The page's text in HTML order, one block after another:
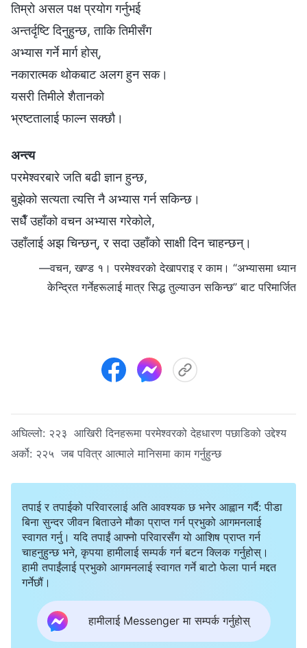
तिम्रो असल पक्ष प्रयोग गर्नुभई
अन्तर्दृष्टि दिनुहुन्छ, ताकि तिमीसँग
अभ्यास गर्ने मार्ग होस्,
नकारात्मक थोकबाट अलग हुन सक।
यसरी तिमीले शैतानको
भ्रष्टतालाई फाल्न सक्छौ।
अन्त्य
परमेश्‍वरबारे जति बढी ज्ञान हुन्छ,
बुझेको सत्यता त्यत्ति नै अभ्यास गर्न सकिन्छ।
सधैँ उहाँको वचन अभ्यास गरेकोले,
उहाँलाई अझ चिन्छन्, र सदा उहाँको साक्षी दिन चाहन्छन्।
—वचन, खण्ड १। परमेश्‍वरको देखापराइ र काम। “अभ्यासमा ध्यान
केन्द्रित गर्नेहरूलाई मात्र सिद्ध तुल्याउन सकिन्छ” बाट परिमार्जित
अघिल्लो: २२३ आखिरी दिनहरूमा परमेश्‍वरको देहधारण पछाडिको उद्देश्य
अर्को: २२५ जब पवित्र आत्माले मानिसमा काम गर्नुहुन्छ
तपाई र तपाईको परिवारलाई अति आवश्यक छ भनेर आह्वान गर्दै: पीडा
बिना सुन्दर जीवन बिताउने मौका प्राप्त गर्न प्रभुको आगमनलाई
स्वागत गर्नु। यदि तपाईं आफ्नो परिवारसँग यो आशिष प्राप्त गर्न
चाहनुहुन्छ भने, कृपया हामीलाई सम्पर्क गर्न बटन क्लिक गर्नुहोस्।
हामी तपाईंलाई प्रभुको आगमनलाई स्वागत गर्ने बाटो फेला पार्न मद्दत
गर्नेछौं।
हामीलाई Messenger मा सम्पर्क गर्नुहोस्